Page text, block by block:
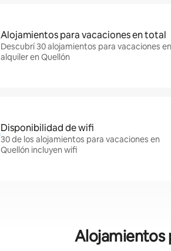
Alojamientos para vacaciones en total
Descubrí 30 alojamientos para vacaciones en
alquiler en Quellón
Disponibilidad de wifi
30 de los alojamientos para vacaciones en
Quellón incluyen wifi
Alojamientos